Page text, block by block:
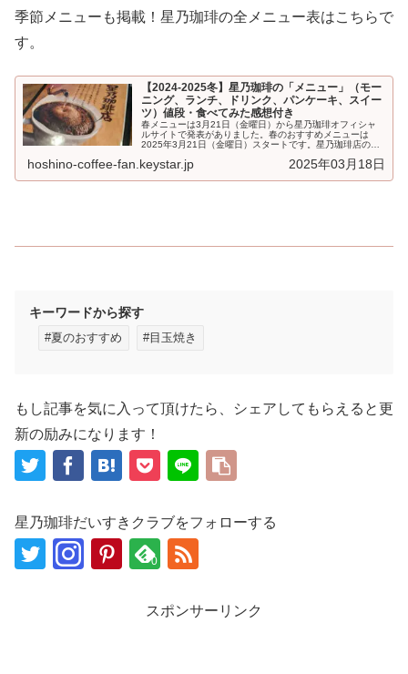
季節メニューも掲載！星乃珈琲の全メニュー表はこちらで
す。
【2024-2025冬】星乃珈琲の「メニュー」（モー
ニング、ランチ、ドリンク、パンケーキ、スイー
ツ）値段・食べてみた感想付き
春メニューは3月21日（金曜日）から星乃珈琲オフィシャ
ルサイトで発表がありました。春のおすすめメニューは
2025年3月21日（金曜日）スタートです。星乃珈琲店の
hoshino-coffee-fan.keystar.jp 2025年03月18日
キーワードから探す
#夏のおすすめ #目玉焼き
もし記事を気に入って頂けたら、シェアしてもらえると更
新の励みになります！
星乃珈琲だいすきクラブをフォローする
0
スポンサーリンク